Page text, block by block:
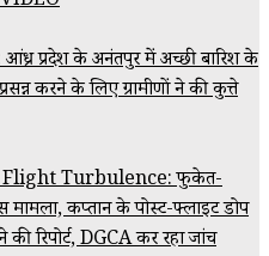
प्रदेश के अनंतपुर में अच्छी बारिश के
करने के लिए ग्रामीणों ने की कुत्ते
Turbulence: फुकेत-
मामला, कप्तान के पोस्ट-फ्लाइट डोप
रिपोर्ट, DGCA कर रहा जांच